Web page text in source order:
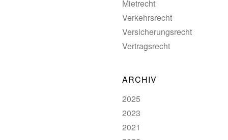
Mietrecht
Verkehrsrecht
Versicherungsrecht
Vertragsrecht
ARCHIV
2025
2023
2021